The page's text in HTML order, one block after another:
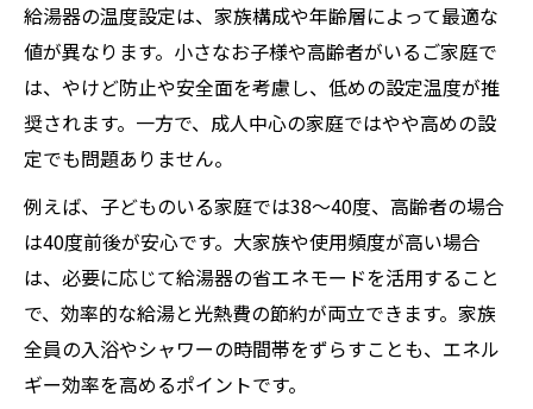
給湯器の温度設定は、家族構成や年齢層によって最適な
値が異なります。小さなお子様や高齢者がいるご家庭で
は、やけど防止や安全面を考慮し、低めの設定温度が推
奨されます。一方で、成人中心の家庭ではやや高めの設
定でも問題ありません。
例えば、子どものいる家庭では38〜40度、高齢者の場合
は40度前後が安心です。大家族や使用頻度が高い場合
は、必要に応じて給湯器の省エネモードを活用すること
で、効率的な給湯と光熱費の節約が両立できます。家族
全員の入浴やシャワーの時間帯をずらすことも、エネル
ギー効率を高めるポイントです。